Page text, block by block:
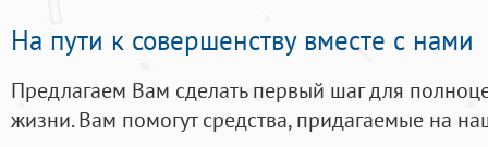
На пути к совершенству вместе с нами
Предлагаем Вам сделать первый шаг для
жизни. Вам помогут средства, придагаемые на